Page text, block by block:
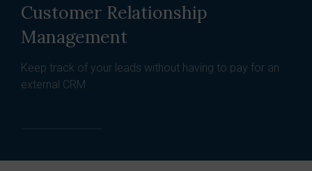
Customer Relationship
Management
Keep track of your leads without having to pay for an
external CRM